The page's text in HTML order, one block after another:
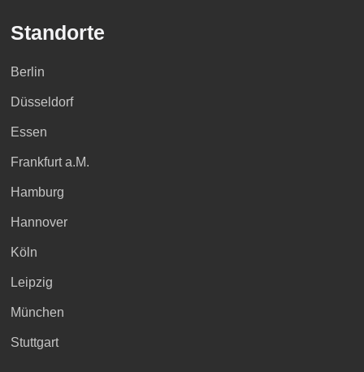
Standorte
Berlin
Düsseldorf
Essen
Frankfurt a.M.
Hamburg
Hannover
Köln
Leipzig
München
Stuttgart